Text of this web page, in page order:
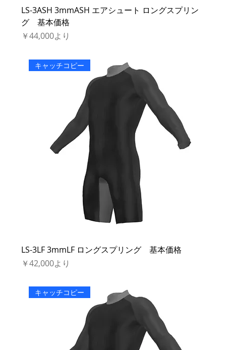
LS-3ASH 3mmASH エアシュート ロングスプリン
グ 基本価格
￥44,000より
セール価格
キャッチコピー
LS-3LF 3mmLF ロングスプリング 基本価格
￥42,000より
セール価格
キャッチコピー